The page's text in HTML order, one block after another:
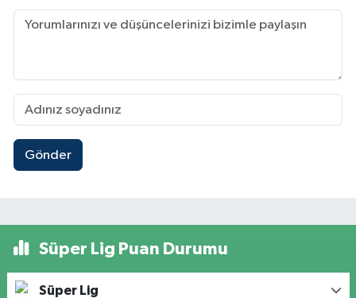
Gönder
Süper Lig Puan Durumu
Süper Lig